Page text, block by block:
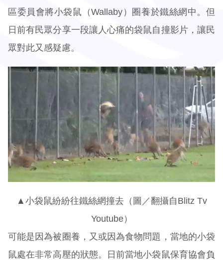
區委員會將小袋鼠（Wallaby）圈養於鐵絲網中。但
日前有民眾分享一段讓人心痛的袋鼠自撞影片，讓民
眾對此又感疑慮。
▲小袋鼠紛紛往鐵絲網撞去（圖／翻攝自Blitz Tv
Youtube）
可能是因為被圈養，又或因為食物問題，當地的小袋
鼠處在非常高壓的狀態。日前當地小袋鼠保育協會負